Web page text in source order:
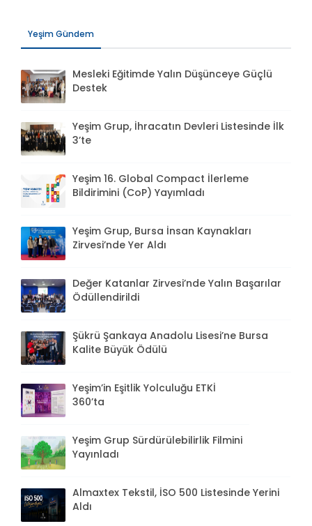
Yeşim Gündem
Mesleki Eğitimde Yalın Düşünceye Güçlü
Destek
Yeşim Grup, İhracatın Devleri Listesinde İlk
3’te
Yeşim 16. Global Compact İlerleme
Bildirimini (CoP) Yayımladı
Yeşim Grup, Bursa İnsan Kaynakları
Zirvesi’nde Yer Aldı
Değer Katanlar Zirvesi’nde Yalın Başarılar
Ödüllendirildi
Şükrü Şankaya Anadolu Lisesi’ne Bursa
Kalite Büyük Ödülü
Yeşim’in Eşitlik Yolculuğu ETKİ
360’ta
Yeşim Grup Sürdürülebilirlik Filmini
Yayınladı
Almaxtex Tekstil, İSO 500 Listesinde Yerini
Aldı